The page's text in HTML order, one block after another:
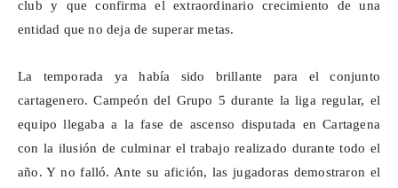
club y que confirma el extraordinario crecimiento de una
entidad que no deja de superar metas.
La temporada ya había sido brillante para el conjunto
cartagenero. Campeón del Grupo 5 durante la liga regular, el
equipo llegaba a la fase de ascenso disputada en Cartagena
con la ilusión de culminar el trabajo realizado durante todo el
año. Y no falló. Ante su afición, las jugadoras demostraron el